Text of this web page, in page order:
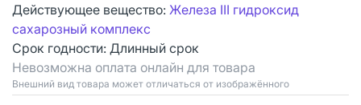
Действующее вещество: Железа ІІІ гидроксид
сахарозный комплекс
Срок годности: Длинный срок
Невозможна оплата онлайн для товара
Bнешний вид товара может отличаться от изображённого